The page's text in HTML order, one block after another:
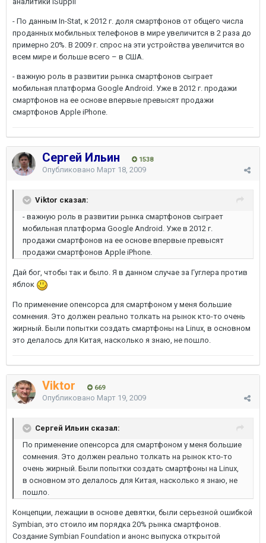
- По данным In-Stat, к 2012 г. доля смартфонов от общего числа
проданных мобильных телефонов в мире увеличится в 2 раза до
примерно 20%. В 2009 г. спрос на эти устройства увеличится во
всем мире и больше всего – в США.
- важную роль в развитии рынка смартфонов сыграет
мобильная платформа Google Android. Уже в 2012 г. продажи
смартфонов на ее основе впервые превысят продажи
смартфонов Apple iPhone.
Сергей Ильин 1538
Опубликовано Март 18, 2009
Viktor сказал:
- важную роль в развитии рынка смартфонов сыграет
мобильная платформа Google Android. Уже в 2012 г.
продажи смартфонов на ее основе впервые превысят
продажи смартфонов Apple iPhone.
Дай бог, чтобы так и было. Я в данном случае за Гуглера против
яблок
По применение опенсорса для смартфоном у меня большие
сомнения. Это должен реально толкать на рынок кто-то очень
жирный. Были попытки создать смартфоны на Linux, в основном
это делалось для Китая, насколько я знаю, не пошло.
Viktor 669
Опубликовано Март 19, 2009
Сергей Ильин сказал:
По применение опенсорса для смартфоном у меня большие
сомнения. Это должен реально толкать на рынок кто-то
очень жирный. Были попытки создать смартфоны на Linux,
в основном это делалось для Китая, насколько я знаю, не
пошло.
Концепции, лежащии в основе девятки, были серьезной ошибкой
Symbian, это стоило им порядка 20% рынка смартфонов.
Создание Symbian Foundation и анонс выпуска открытой